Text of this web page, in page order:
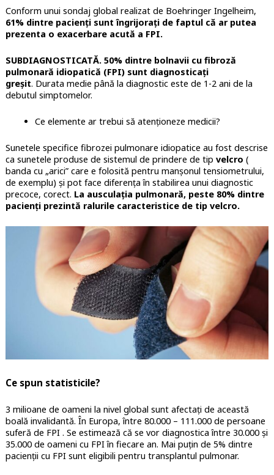
Conform unui sondaj global realizat de Boehringer Ingelheim,
61% dintre pacienți sunt îngrijorați de faptul că ar putea
prezenta o exacerbare acută a FPI.
SUBDIAGNOSTICATĂ. 50% dintre bolnavii cu fibroză
pulmonară idiopatică (FPI) sunt diagnosticați
greșit. Durata medie până la diagnostic este de 1-2 ani de la
debutul simptomelor.
Ce elemente ar trebui să atenționeze medicii?
Sunetele specifice fibrozei pulmonare idiopatice au fost descrise
ca sunetele produse de sistemul de prindere de tip velcro (
banda cu „arici” care e folosită pentru manșonul tensiometrului,
de exemplu) și pot face diferența în stabilirea unui diagnostic
precoce, corect. La ausculația pulmonară, peste 80% dintre
pacienți prezintă ralurile caracteristice de tip velcro.
Ce spun statisticile?
3 milioane de oameni la nivel global sunt afectați de această
boală invalidantă. În Europa, între 80.000 – 111.000 de persoane
suferă de FPI . Se estimează că se vor diagnostica între 30.000 și
35.000 de oameni cu FPI în fiecare an. Mai puțin de 5% dintre
pacienții cu FPI sunt eligibili pentru transplantul pulmonar.